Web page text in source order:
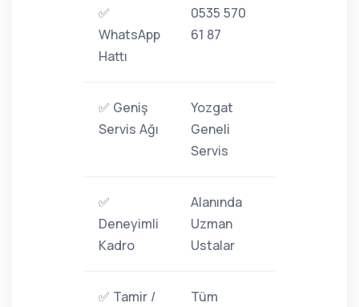
✅
WhatsApp
Hattı
0535 570
61 87
✅ Geniş
Servis Ağı
Yozgat
Geneli
Servis
✅
Deneyimli
Kadro
Alanında
Uzman
Ustalar
✅ Tamir /
Tüm